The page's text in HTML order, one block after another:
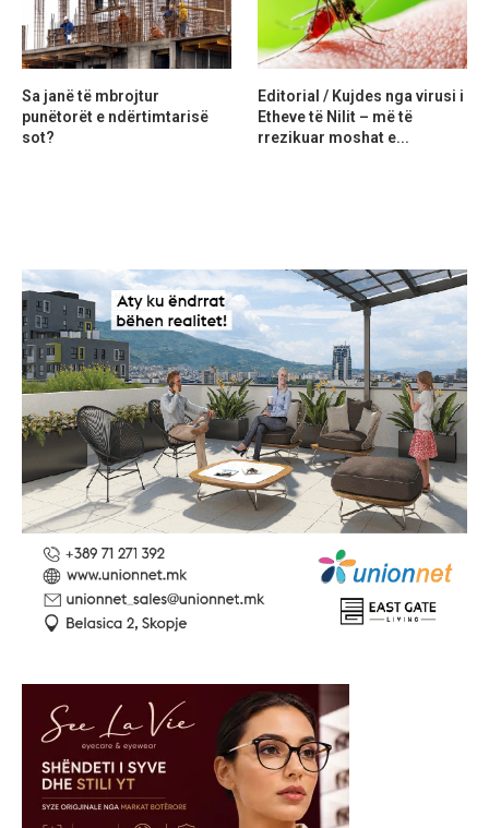
Sa janë të mbrojtur
punëtorët e ndërtimtarisë
sot?
Editorial / Kujdes nga virusi i
Etheve të Nilit – më të
rrezikuar moshat e...